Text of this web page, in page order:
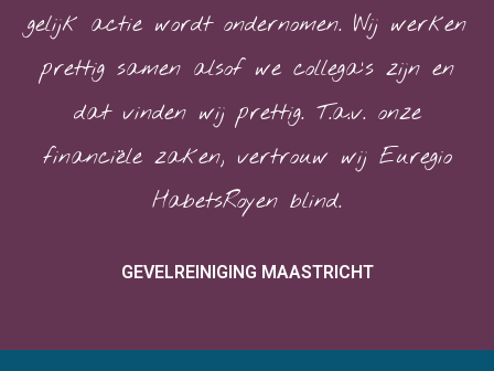
gelijk actie wordt ondernomen. Wij werken
prettig samen alsof we collega’s zijn en
dat vinden wij prettig. T.a.v. onze
financiële zaken, vertrouw wij Euregio
HabetsRoyen blind.
GEVELREINIGING MAASTRICHT